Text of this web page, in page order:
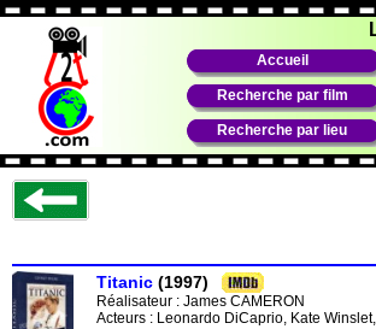
Accueil
Recherche par film
Recherche par lieu
Titanic (1997)
Réalisateur : James CAMERON
Acteurs : Leonardo DiCaprio, Kate